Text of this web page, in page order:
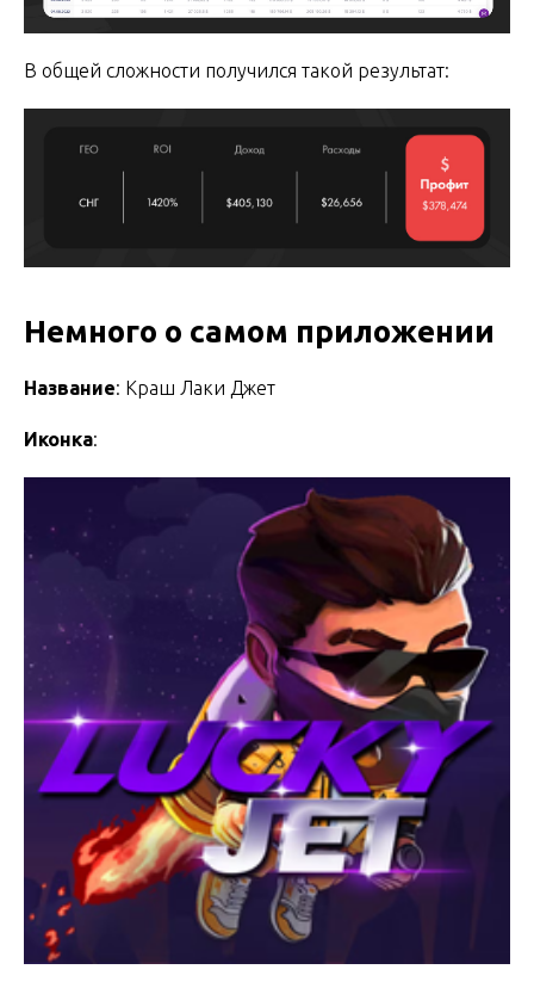
В общей сложности получился такой результат:
Немного о самом приложении
Название: Краш Лаки Джет
Иконка: